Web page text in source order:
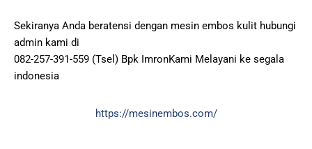
Sekiranya Anda beratensi dengan mesin embos kulit hubungi
admin kami di
082-257-391-559 (Tsel) Bpk ImronKami Melayani ke segala
indonesia
https://mesinembos.com/